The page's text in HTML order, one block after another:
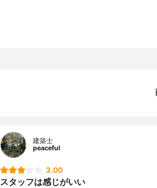
建築士
peaceful
3.00
スタッフは感じがいい